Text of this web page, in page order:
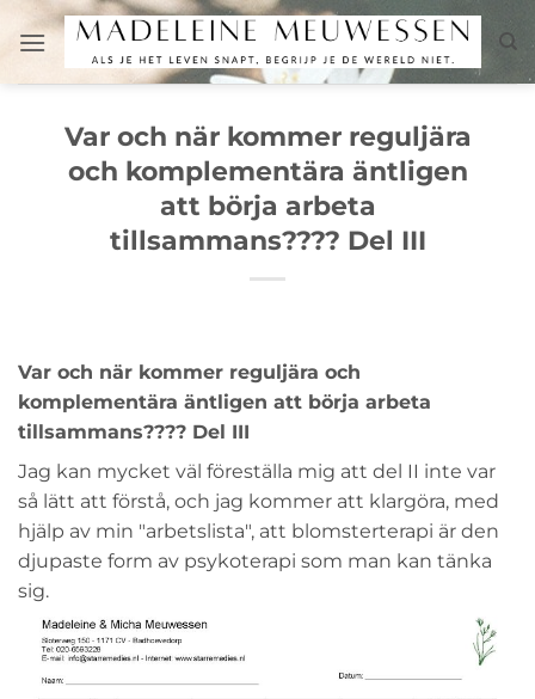
content
Var och när kommer reguljära
och komplementära äntligen
att börja arbeta
tillsammans???? Del III
Var och när kommer reguljära och
komplementära äntligen att börja arbeta
tillsammans???? Del III
Jag kan mycket väl föreställa mig att del II inte var
så lätt att förstå, och jag kommer att klargöra, med
hjälp av min "arbetslista", att blomsterterapi är den
djupaste form av psykoterapi som man kan tänka
sig.